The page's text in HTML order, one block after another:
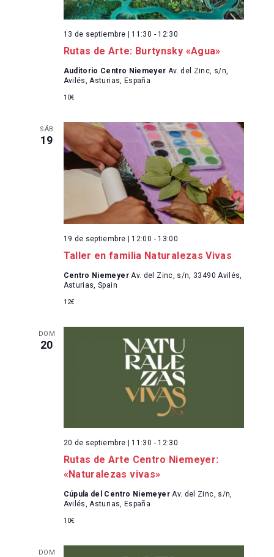
Rutas de Arte: Burtynsky «Agua»
13 de septiembre | 11:30 - 12:30
Auditorio Centro Niemeyer Av. del Zinc, s/n,
Avilés, Asturias, España
10€
SÁB
19
Taller en familia Naturalezas Vivas
19 de septiembre | 12:00 - 13:00
Centro Niemeyer Av. del Zinc, s/n, 33490 Avilés,
Asturias, Spain
12€
DOM
20
Rutas de Arte Centro Niemeyer:
«Naturalezas vivas»
20 de septiembre | 11:30 - 12:30
Cúpula del Centro Niemeyer Av. del Zinc, s/n,
Avilés, Asturias, España
10€
DOM